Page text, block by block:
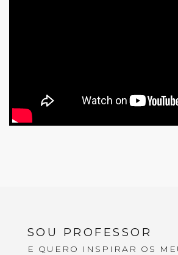
SOU PROFESSOR
E QUERO INSPIRAR OS